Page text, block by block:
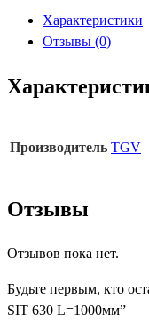
Характеристики
Отзывы (0)
Производитель TGV
Отзывы
Отзывов пока нет.
Будьте первым, кто
SIT 630 L=1000мм”